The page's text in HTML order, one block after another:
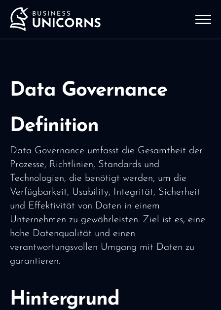
Data Governance
Definition
Data Governance umfasst die Gesamtheit der
Prozesse, Richtlinien, Standards und
Technologien, die benötigt werden, um die
Verfügbarkeit, Usability, Integrität, Sicherheit
und Effektivität von Daten in einem
Unternehmen zu gewährleisten. Ziel ist es, eine
hohe Datenqualität und einen
verantwortungsvollen Umgang mit Daten zu
garantieren.
Hintergrund